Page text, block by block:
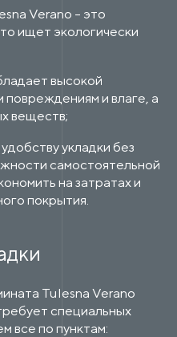
Verano - это
ищет экологически
высокой
повреждениям и влаге, а
веществ;
укладки без
самостоятельной
на затратах и
покрытия.
Tulesna Verano
специальных
все по пунктам: